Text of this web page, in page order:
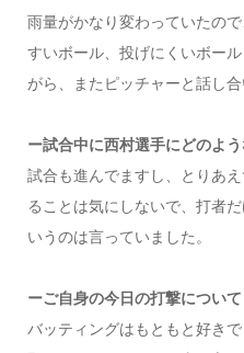
雨量がかなり変わっていたの
すいボール、投げにくいボー
がら、またピッチャーと話し
ー試合中に西村選手にどのよ
試合も進んでますし、とりあ
ることは気にしないで、打者
いうのは言っていました。
ーご自身の今日の打撃について
バッティングはもともと好き